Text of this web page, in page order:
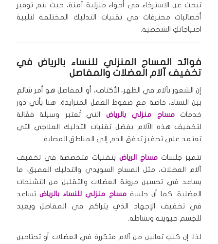
تبحث عن الاسترخاء في أجواء منزلية آمنة، حيث يتم توفير
أخصائيات محترفات في تقنيات التدليك المختلفة لتلبية
احتياجاتكِ الشخصية.
فوائد المساج المنزلي للنساء بالرياض في
تخفيف آلام العضلات والمفاصل
إن الشعور بآلام في الظهر، الأكتاف، أو المفاصل هو أمر شائع
بين النساء، خاصة مع ضغوط العمل المتزايدة. هنا يأتي دور
خدماتمساج منزلي بالرياض التي تُعتبر وسيلة فعّالة
لتخفيف هذه الآلام بفضل تقنيات التدليك العلاجي التي
تعتمد على تحفيز تدفق الدم إلى المناطق المصابة.
تتميز جلسات مساج الرياضبتقنيات متخصصة في تخفيف
آلام العضلات، مثل المساج السويدي والتدليك العميق، ما
يساعد في تحسين مرونة العضلات والتقليل من التشنجات
العضلية. كما أن جلسةمساج منزلي للنساء بالرياض تساعد
في تخفيف الإجهاد الذي يتراكم في المفاصل ويعيد
للجسم حيويته ونشاطه.
لذا، إن كنتِ تعانين من آلام متكررة في العضلات أو تحتاجين